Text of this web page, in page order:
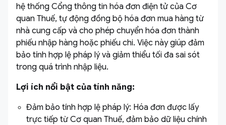
hệ thống Cổng thông tin hóa đơn điện tử của Cơ
quan Thuế, tự động đồng bộ hóa đơn mua hàng từ
nhà cung cấp và cho phép chuyển hóa đơn thành
phiếu nhập hàng hoặc phiếu chi. Việc này giúp đảm
bảo tính hợp lệ pháp lý và giảm thiểu tối đa sai sót
trong quá trình nhập liệu.
Lợi ích nổi bật của tính năng:
Đảm bảo tính hợp lệ pháp lý: Hóa đơn được lấy
trực tiếp từ Cơ quan Thuế, đảm bảo dữ liệu chính